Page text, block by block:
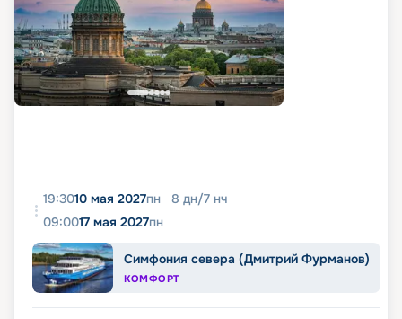
19:3010 мая 2027пн 8 дн/7 нч
09:0017 мая 2027пн
Симфония севера (Дмитрий Фурманов)
КОМФОРТ